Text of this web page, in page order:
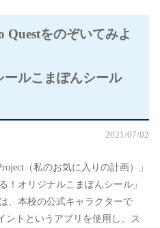
Questをのぞいてみよ
ールこまぽんシール
2021/07/02
（私のお気に入りの計画）」
！オリジナルこまぽんシール」
、本校の公式キャラクターで
ントというアプリを使用し、ス